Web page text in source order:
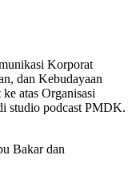
Korporat
dan Kebudayaan
atas Organisasi
studio podcast PMDK.
Bakar dan